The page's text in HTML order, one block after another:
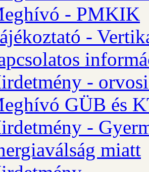
- PMKIK
-
-
GÜB és
-
miatt